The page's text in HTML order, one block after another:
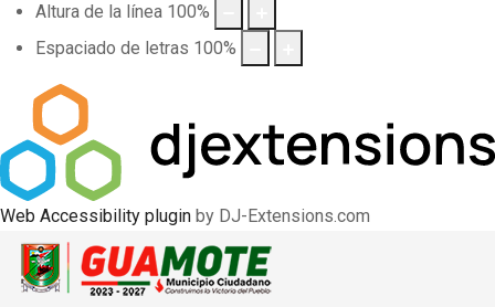
Altura de la línea 100%
Espaciado de letras 100%
Web Accessibility plugin by DJ-Extensions.com